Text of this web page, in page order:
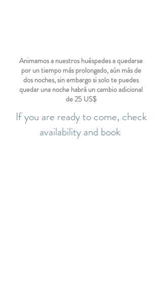
Animamos a nuestros huéspedes a quedarse
por un tiempo más prolongado, aún más de
dos noches, sin embargo si solo te puedes
quedar una noche habrá un cambio adicional
de 25 US$
If you are ready to come, check
availability and book